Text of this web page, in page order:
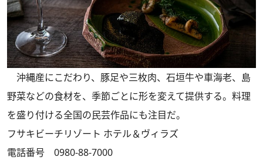
沖縄産にこだわり、豚足や三枚肉、石垣牛や車海老、島
野菜などの食材を、季節ごとに形を変えて提供する。料理
を盛り付ける全国の民芸作品にも注目だ。
フサキビーチリゾート ホテル＆ヴィラズ
電話番号 0980-88-7000